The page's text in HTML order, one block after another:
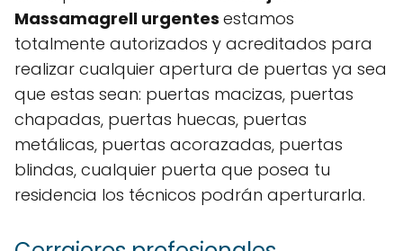
Massamagrell urgentes estamos
totalmente autorizados y acreditados para
realizar cualquier apertura de puertas ya sea
que estas sean: puertas macizas, puertas
chapadas, puertas huecas, puertas
metálicas, puertas acorazadas, puertas
blindas, cualquier puerta que posea tu
residencia los técnicos podrán aperturarla.